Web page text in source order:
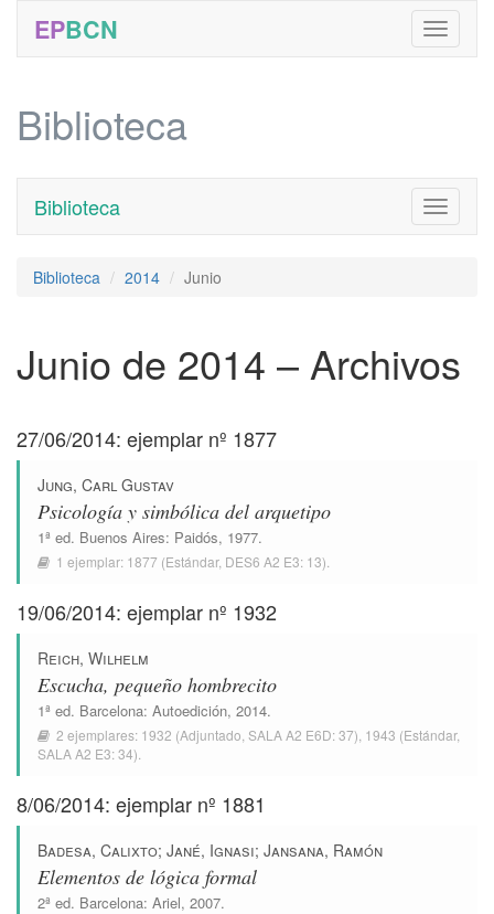
EPBCN
Biblioteca
Toggle
Biblioteca
Biblioteca 2014 Junio
Junio de 2014 – Archivos
27/06/2014: ejemplar nº 1877
Jung, Carl Gustav
Psicología y simbólica del arquetipo
1ª ed. Buenos Aires: Paidós, 1977.
1 ejemplar: 1877 (Estándar, DES6 A2 E3: 13).
19/06/2014: ejemplar nº 1932
Reich, Wilhelm
Escucha, pequeño hombrecito
1ª ed. Barcelona: Autoedición, 2014.
2 ejemplares: 1932 (Adjuntado, SALA A2 E6D: 37), 1943 (Estándar,
SALA A2 E3: 34).
8/06/2014: ejemplar nº 1881
Badesa, Calixto; Jané, Ignasi; Jansana, Ramón
Elementos de lógica formal
2ª ed. Barcelona: Ariel, 2007.